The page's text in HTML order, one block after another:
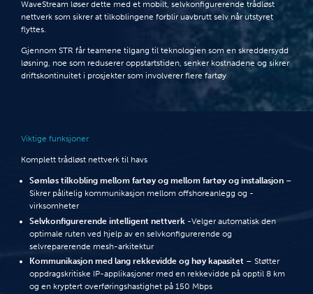
WaveStream løser dette med et mobilt, selvkonfigurerende trådløst
nettverk som sikrer at tilkoblingene forblir uavbrutt selv når utstyret
flyttes.
Gjennom STR får teamene tilgang til teknologien som en skreddersydd
løsning, noe som reduserer oppstartstiden, senker kostnadene og sikrer
driftskontinuitet i prosjekter som involverer flere fartøy
Viktige funksjoner
Komplett trådløst nettverk til havs
Sømløs tilkobling mellom fartøy og mellom fartøy og installasjon –
Sikrer pålitelig kommunikasjon mellom offshoreanlegg og -
virksomheter
Selvkonfigurerende intelligent nettverk -Velger automatisk den
optimale ruten ved hjelp av en selvkonfigurerende og
selvreparerende mesh-arkitektur
Kommunikasjon med lang rekkevidde og høy kapasitet – Støtter
oppdragskritiske IP-applikasjoner med en rekkevidde på opptil 8 km
og en kryptert overføringshastighet på 150 Mbps